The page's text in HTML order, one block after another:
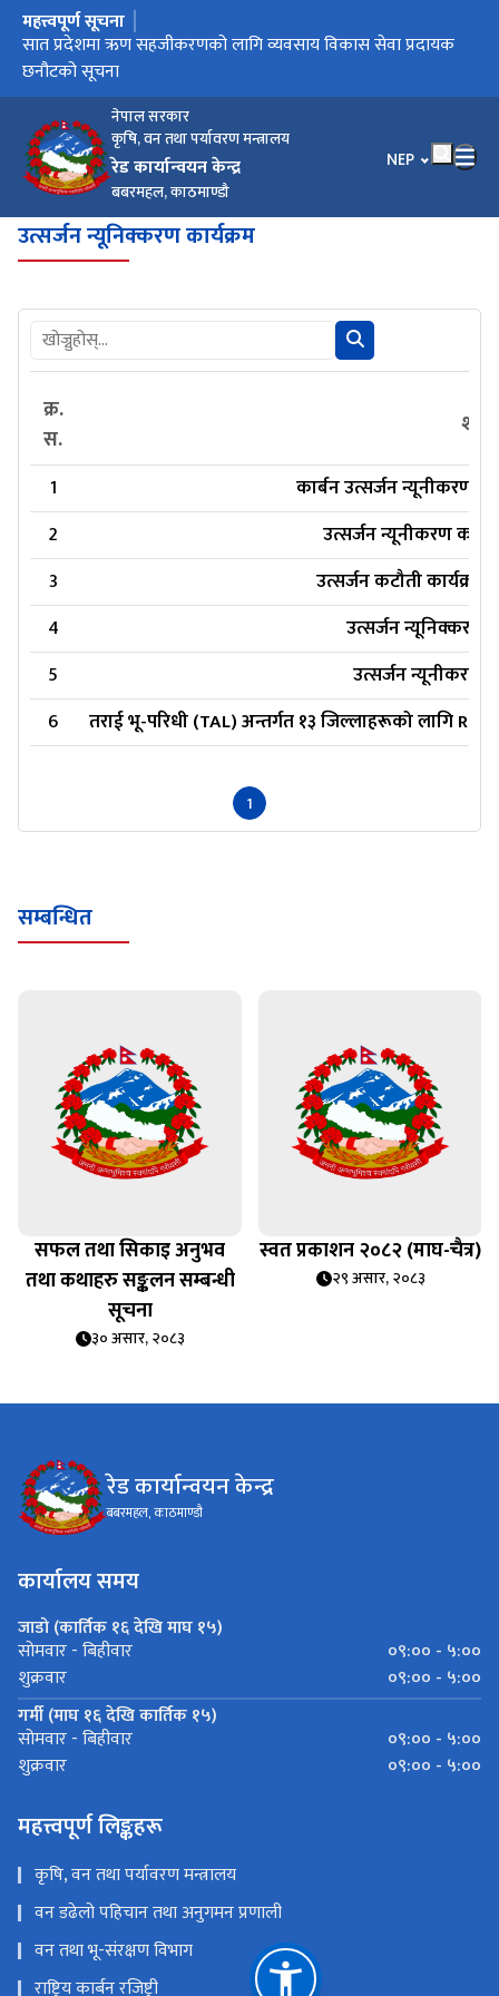
नेपाल सरकार
कृषि, वन तथा पर्यावरण मन्त्रालय
रेड कार्यान्वयन केन्द्र
बबरमहल, काठमाण्डौ
भाषा चयन गर्नुहोस्
NEP
मुख्य नेभिगेसनमा जानुहोस्
महत्त्वपूर्ण सूचना
सात प्रदेशमा ऋण सहजीकरणको लागि व्यवसाय विकास सेवा प्रदायक
छनौटको सूचना
उत्सर्जन न्यूनिक्करण कार्यक्रम
क्र.
स.
1
कार्बन उत्सर्जन न्यूनीकरण
2
उत्सर्जन न्यूनीकरण
3
उत्सर्जन कटौती
4
उत्सर्जन न्यूनिक्करण
5
उत्सर्जन न्यूनीकरण
6
तराई भू-परिधी (TAL) अन्तर्गत १३ जिल्लाहरूको लागि
1
सम्बन्धित
सफल तथा सिकाइ अनुभव
तथा कथाहरु सङ्कलन सम्बन्धी
सूचना
३० असार, २०८३
स्वत प्रकाशन २०८२ (माघ-चैत्र)
२९ असार, २०८३
रेड कार्यान्वयन केन्द्र
बबरमहल, काठमाण्डौ
कार्यालय समय
जाडो (कार्तिक १६ देखि माघ १५)
सोमवार - बिहीवार
०९:०० - ५:००
शुक्रवार
०९:०० - ५:००
गर्मी (माघ १६ देखि कार्तिक १५)
सोमवार - बिहीवार
०९:०० - ५:००
शुक्रवार
०९:०० - ५:००
महत्त्वपूर्ण लिङ्कहरू
कृषि, वन तथा पर्यावरण मन्त्रालय
वन डढेलो पहिचान तथा अनुगमन प्रणाली
वन तथा भू-संरक्षण विभाग
राष्ट्रिय कार्बन रजिष्ट्री